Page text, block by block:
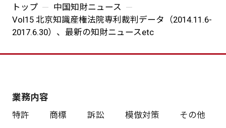
トップ
中国知財ニュース
Vol15 北京知識産権法院専利裁判データ（2014.11.6-
2017.6.30）、最新の知財ニュースetc
業務内容
特許 商標 訴訟 模倣対策 その他